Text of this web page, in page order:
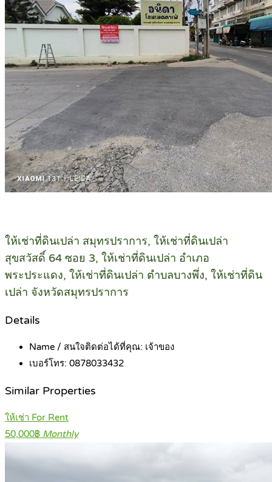
ให้เช่าที่ดินเปล่า สมุทรปราการ, ให้เช่าที่ดินเปล่า
สุขสวัสดิ์ 64 ซอย 3, ให้เช่าที่ดินเปล่า อำเภอ
พระประแดง, ให้เช่าที่ดินเปล่า ตำบลบางพึ่ง, ให้เช่าที่ดิน
เปล่า จังหวัดสมุทรปราการ
Details
Name / สนใจติดต่อได้ที่คุณ: เจ้าของ
เบอร์โทร: 0878033432
Similar Properties
ให้เช่า For Rent
50,000฿ Monthly